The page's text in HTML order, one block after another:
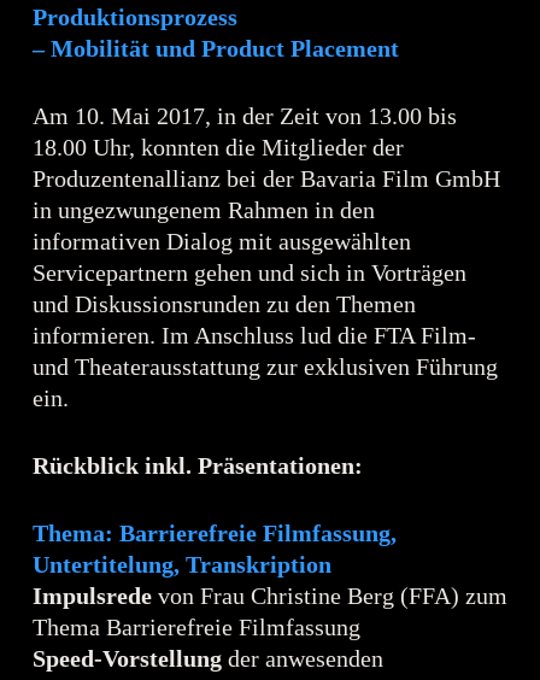
Produktionsprozess
– Mobilität und Product Placement
Am 10. Mai 2017, in der Zeit von 13.00 bis
18.00 Uhr, konnten die Mitglieder der
Produzentenallianz bei der Bavaria Film GmbH
in ungezwungenem Rahmen in den
informativen Dialog mit ausgewählten
Servicepartnern gehen und sich in Vorträgen
und Diskussionsrunden zu den Themen
informieren. Im Anschluss lud die FTA Film-
und Theaterausstattung zur exklusiven Führung
ein.
Rückblick inkl. Präsentationen:
Thema: Barrierefreie Filmfassung,
Untertitelung, Transkription
Impulsredevon Frau Christine Berg (FFA) zum
Thema Barrierefreie Filmfassung
Speed-Vorstellungder anwesenden